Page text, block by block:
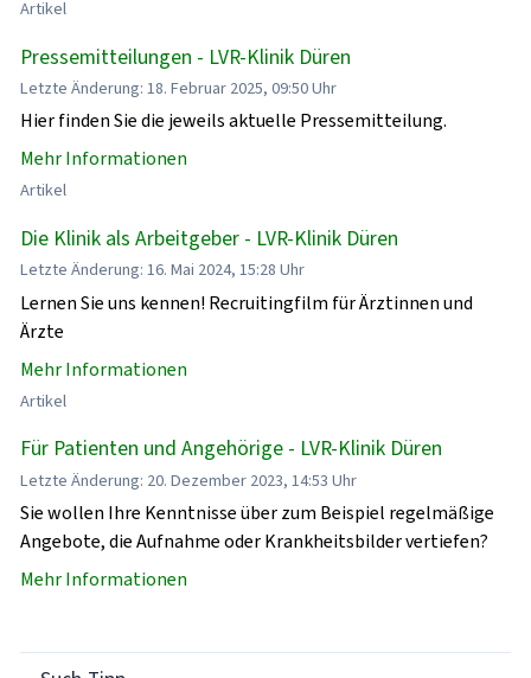
Artikel
Pressemitteilungen - LVR-Klinik Düren
Letzte Änderung: 18. Februar 2025, 09:50 Uhr
Hier finden Sie die jeweils aktuelle Pressemitteilung.
Mehr Informationen
Artikel
Die Klinik als Arbeitgeber - LVR-Klinik Düren
Letzte Änderung: 16. Mai 2024, 15:28 Uhr
Lernen Sie uns kennen! Recruitingfilm für Ärztinnen und
Ärzte
Mehr Informationen
Artikel
Für Patienten und Angehörige - LVR-Klinik Düren
Letzte Änderung: 20. Dezember 2023, 14:53 Uhr
Sie wollen Ihre Kenntnisse über zum Beispiel regelmäßige
Angebote, die Aufnahme oder Krankheitsbilder vertiefen?
Mehr Informationen